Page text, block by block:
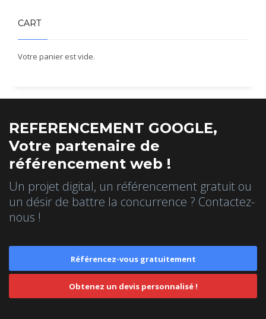
CART
Votre panier est vide.
REFERENCEMENT GOOGLE,
Votre partenaire de
référencement web !
Un projet digital, un référencement gratuit ou
un désir de battre la concurrence ? Contactez-
nous !
Référencez-vous gratuitement
Obtenez un devis personnalisé !